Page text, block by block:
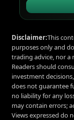
Disclaimer:This
purposes only and
trading advice, nor a
Readers should
investment
does not guarantee
no liability for any
may contain errors;
Views expressed do